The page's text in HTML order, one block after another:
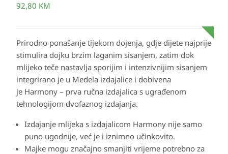
92,80 KM
Prirodno ponašanje tijekom dojenja, gdje dijete najprije
stimulira dojku brzim laganim sisanjem, zatim dok
mlijeko teče nastavlja sporijim i intenzivnijim sisanjem
integrirano je u Medela izdajalice i dobivena
je Harmony – prva ručna izdajalica s ugrađenom
tehnologijom dvofaznog izdajanja.
Izdajanje mlijeka s izdajalicom Harmony nije samo
puno ugodnije, već je i iznimno učinkovito.
Majke mogu značajno smanjiti vrijeme potrebno za